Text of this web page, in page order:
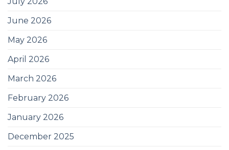
June 2026
May 2026
April 2026
March 2026
February 2026
January 2026
December 2025